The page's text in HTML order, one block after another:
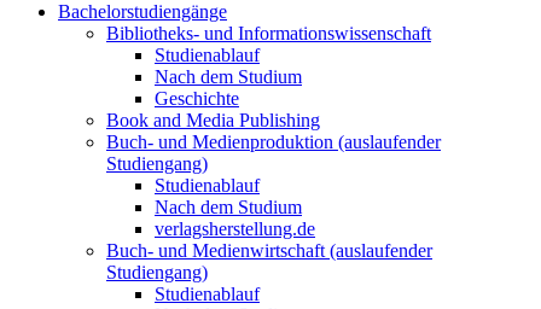
Bachelorstudiengänge
Bibliotheks- und Informationswissenschaft
Studienablauf
Nach dem Studium
Geschichte
Book and Media Publishing
Buch- und Medienproduktion (auslaufender
Studiengang)
Studienablauf
Nach dem Studium
verlagsherstellung.de
Buch- und Medienwirtschaft (auslaufender
Studiengang)
Studienablauf